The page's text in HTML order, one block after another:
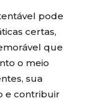
pode
certas,
que
o meio
sua
e contribuir